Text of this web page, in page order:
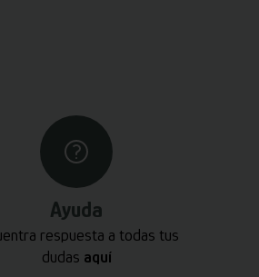
Ayuda
respuesta a todas tus
dudas aquí